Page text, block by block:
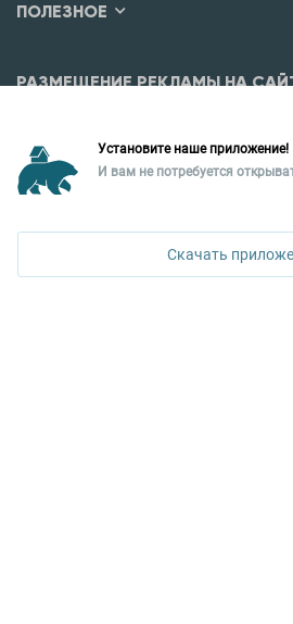
ПОЛЕЗНОЕ
РАЗМЕЩЕНИЕ РЕКЛАМЫ НА
Уральская палата недвижимости
ул. Горького, 65, 0 подъезд, 3 этаж
Установите наше приложение!
И вам не потребуется
Скачать